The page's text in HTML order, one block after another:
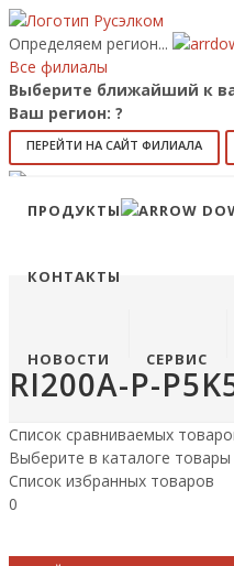
Определяем регион...
Все филиалы
Выберите ближайший к
Ваш регион: ?
ПЕРЕЙТИ НА САЙТ ФИЛИАЛА
8 (800) 707-15-56
ПРОДУКТЫ
КОНТАКТЫ
НОВОСТИ СЕРВИС
RI200A-P-
Список сравниваемых
Выберите в каталоге
Список избранных товаров
0